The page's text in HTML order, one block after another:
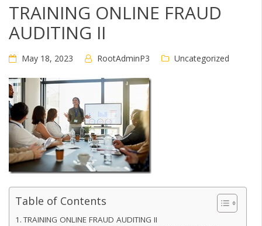
TRAINING ONLINE FRAUD
AUDITING II
May 18, 2023 RootAdminP3 Uncategorized
Table of Contents
TRAINING ONLINE FRAUD AUDITING II